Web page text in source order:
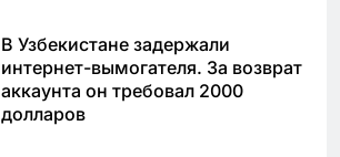
В Узбекистане задержали
интернет-вымогателя. За возврат
аккаунта он требовал 2000
долларов